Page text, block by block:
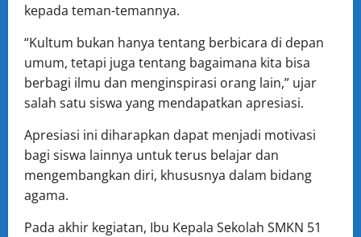
kepada teman-temannya.
“Kultum bukan hanya tentang berbicara di depan
umum, tetapi juga tentang bagaimana kita bisa
berbagi ilmu dan menginspirasi orang lain,” ujar
salah satu siswa yang mendapatkan apresiasi.
Apresiasi ini diharapkan dapat menjadi motivasi
bagi siswa lainnya untuk terus belajar dan
mengembangkan diri, khususnya dalam bidang
agama.
Pada akhir kegiatan, Ibu Kepala Sekolah SMKN 51